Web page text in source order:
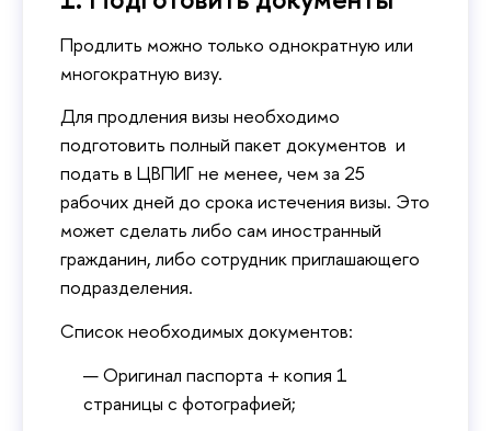
Продлить можно только однократную или
многократную визу.
Для продления визы необходимо
подготовить полный пакет документов и
подать в ЦВПИГ не менее, чем за 25
рабочих дней до срока истечения визы. Это
может сделать либо сам иностранный
гражданин, либо сотрудник приглашающего
подразделения.
Список необходимых документов:
Оригинал паспорта + копия 1
страницы с фотографией;